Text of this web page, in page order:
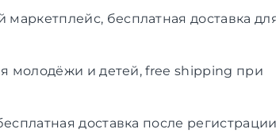
бесплатная доставка
молодёжи и детей, free shipping при
доставка после регистрации